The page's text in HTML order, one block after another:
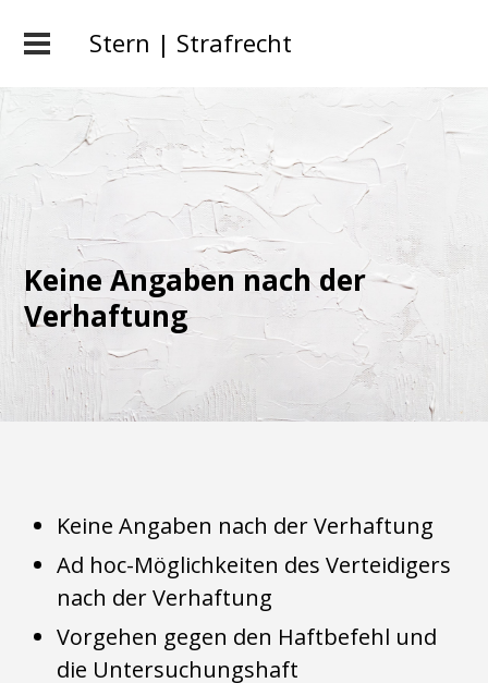
Stern | Strafrecht
Keine Angaben nach der
Verhaftung
Keine Angaben nach der Verhaftung
Ad hoc-Möglichkeiten des Verteidigers
nach der Verhaftung
Vorgehen gegen den Haftbefehl und
die Untersuchungshaft